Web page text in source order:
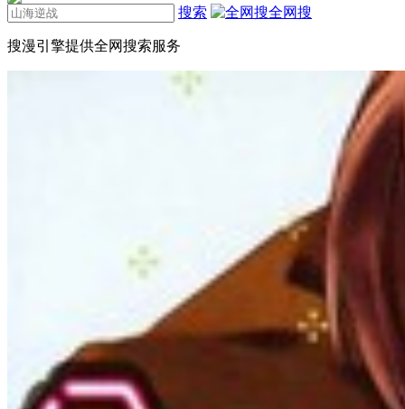
搜索 全网搜
搜漫引擎提供全网搜索服务